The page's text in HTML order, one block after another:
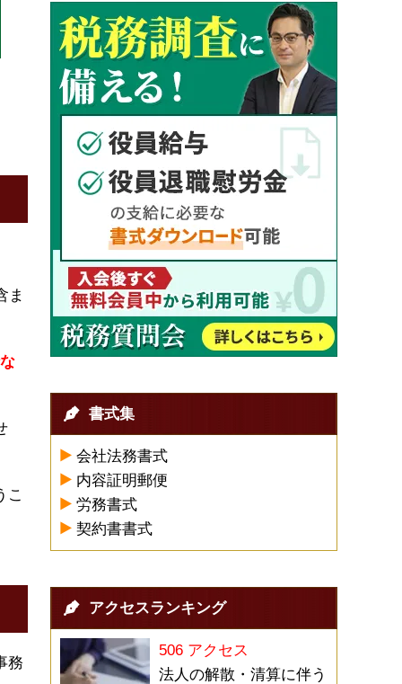
ま
こ
務
書式集
会社法務書式
内容証明郵便
労務書式
契約書書式
アクセスランキング
506 アクセス
法人の解散・清算に伴う